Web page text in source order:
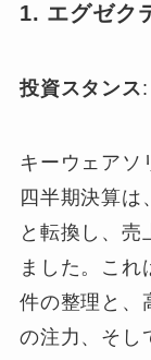
1. エグゼク
投資スタンス:
キーウェアソ
四半期決算は
と転換し、売
ました。これ
件の整理と、
の注力、そし